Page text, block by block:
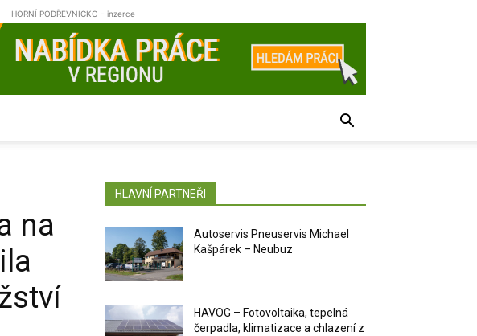
HORNÍ PODŘEVNICKO - inzerce
na
HLAVNÍ PARTNEŘI
Autoservis Pneuservis Michael
Kašpárek – Neubuz
HAVOG – Fotovoltaika, tepelná
čerpadla, klimatizace a chlazení z